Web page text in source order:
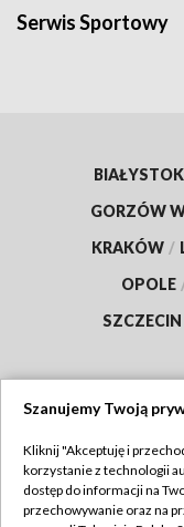
Serwis Sportowy
BIAŁYSTOK
GORZÓW
KRAKÓW /
OPOLE
SZCZECIN
Abonament TVP
Szanujemy Twoją
Kliknij "Akceptuję i
korzystanie z technologii
dostęp do informacji na
przechowywanie oraz na